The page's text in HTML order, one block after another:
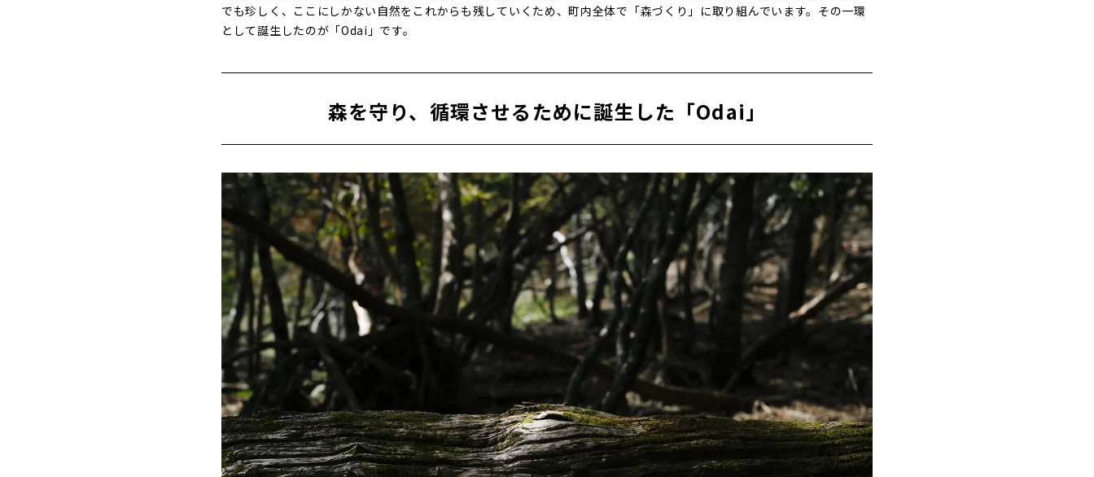
でも珍しく、ここにしかない自然をこれからも残していくため、町内全体で「森づくり」に取り組んでいます。その一環
として誕生したのが「Odai」です。
森を守り、循環させるために誕生した「Odai」